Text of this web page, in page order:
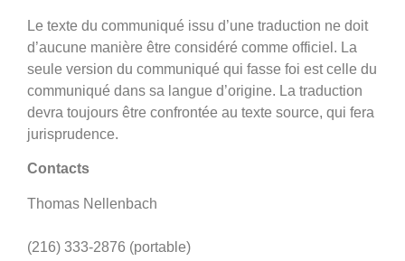
Le texte du communiqué issu d’une traduction ne doit
d’aucune manière être considéré comme officiel. La
seule version du communiqué qui fasse foi est celle du
communiqué dans sa langue d’origine. La traduction
devra toujours être confrontée au texte source, qui fera
jurisprudence.
Contacts
Thomas Nellenbach
(216) 333-2876 (portable)